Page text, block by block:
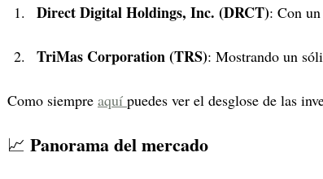
Direct Digital Holdings, Inc. (DRCT): Con
TriMas Corporation (TRS): Mostrando un
Como siempre aquí puedes ver el desglose de las
📈 Panorama del mercado